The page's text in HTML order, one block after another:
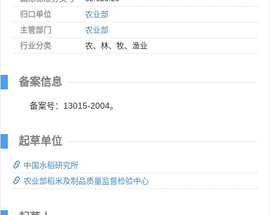
归口单位
农业部
主管部门
农业部
行业分类
农、林、牧、渔业
备案信息
备案号：13015-2004。
起草单位
中国水稻研究所
农业部稻米及制品质量监督检验中心